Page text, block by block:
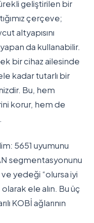
geliştirilen bir
çerçeve;
altyapısını
da kullanabilir.
bir cihaz ailesinde
kadar tutarlı bir
Bu, hem
korur, hem de
5651 uyumunu
segmentasyonunu
yedeği “olursa iyi
ele alın. Bu üç
KOBİ ağlarının